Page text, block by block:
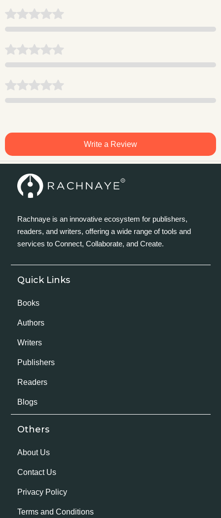
Write a Review
Rachnaye is an innovative ecosystem for publishers,
readers, and writers, offering a wide range of tools and
services to Connect, Collaborate, and Create.
Quick Links
Books
Authors
Writers
Publishers
Readers
Blogs
Others
About Us
Contact Us
Privacy Policy
Terms and Conditions